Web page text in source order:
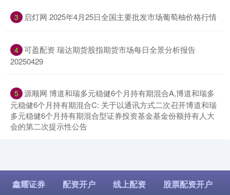
3 ​启灯网 2025年4月25日全国主要批发市场葡萄柚价格行情
4 ​可盈配资 瑞达期货股指期货市场每日全景分析报告
20250429
5 ​源顺网 博道和瑞多元稳健6个月持有期混合A,博道和瑞多
元稳健6个月持有期混合C: 关于以通讯方式二次召开博道和瑞
多元稳健6个月持有期混合型证券投资基金基金份额持有人大
会的第二次提示性公告
鑫耀证券 配资开户 线上配资 股票配资开户